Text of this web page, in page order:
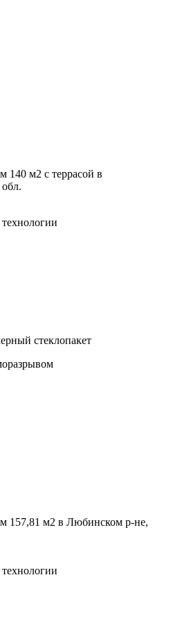
140 м2 с террасой в
стеклопакет
157,81 м2 в Любинском р-не,